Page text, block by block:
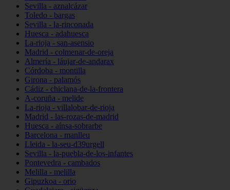
Sevilla - aznalcázar
Toledo - bargas
Sevilla - la-rinconada
Huesca - adahuesca
La-rioja - san-asensio
Madrid - colmenar-de-oreja
Almería - láujar-de-andarax
Córdoba - montilla
Girona - palamós
Cádiz - chiclana-de-la-frontera
A-coruña - melide
La-rioja - villalobar-de-rioja
Madrid - las-rozas-de-madrid
Huesca - aínsa-sobrarbe
Barcelona - manlleu
Lleida - la-seu-d39urgell
Sevilla - la-puebla-de-los-infantes
Pontevedra - cambados
Melilla - melilla
Gipuzkoa - orio